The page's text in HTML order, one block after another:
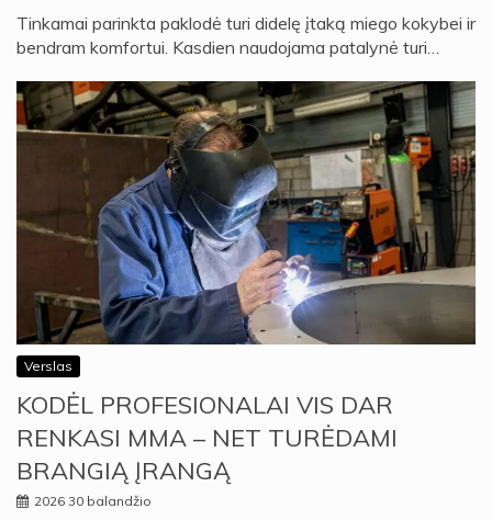
Tinkamai parinkta paklodė turi didelę įtaką miego kokybei ir
bendram komfortui. Kasdien naudojama patalynė turi…
Verslas
KODĖL PROFESIONALAI VIS DAR
RENKASI MMA – NET TURĖDAMI
BRANGIĄ ĮRANGĄ
2026 30 balandžio